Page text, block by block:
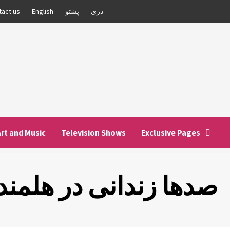
us English پشتو دری
and Music Television Shows Exclusive Pages
صدها زندانی در